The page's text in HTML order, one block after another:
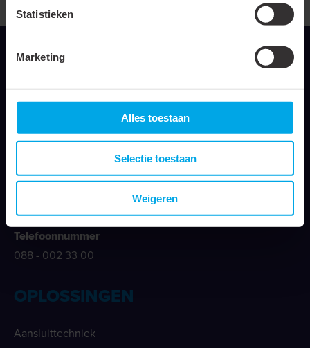
Statistieken
Marketing
Alles toestaan
Selectie toestaan
Weigeren
Klemko Techniek B.V.
3763 LB Soest
E-mailadres
Telefoonnummer
088 - 002 33 00
OPLOSSINGEN
Aansluittechniek